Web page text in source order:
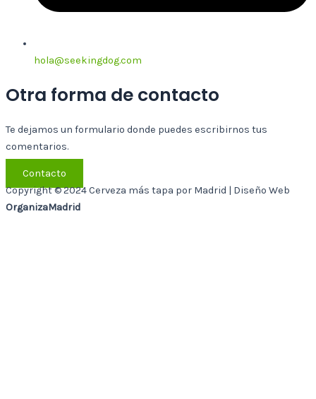
hola@seekingdog.com
Otra forma de contacto
Te dejamos un formulario donde puedes escribirnos tus
comentarios.
Contacto
Copyright © 2024 Cerveza más tapa por Madrid | Diseño Web
OrganizaMadrid